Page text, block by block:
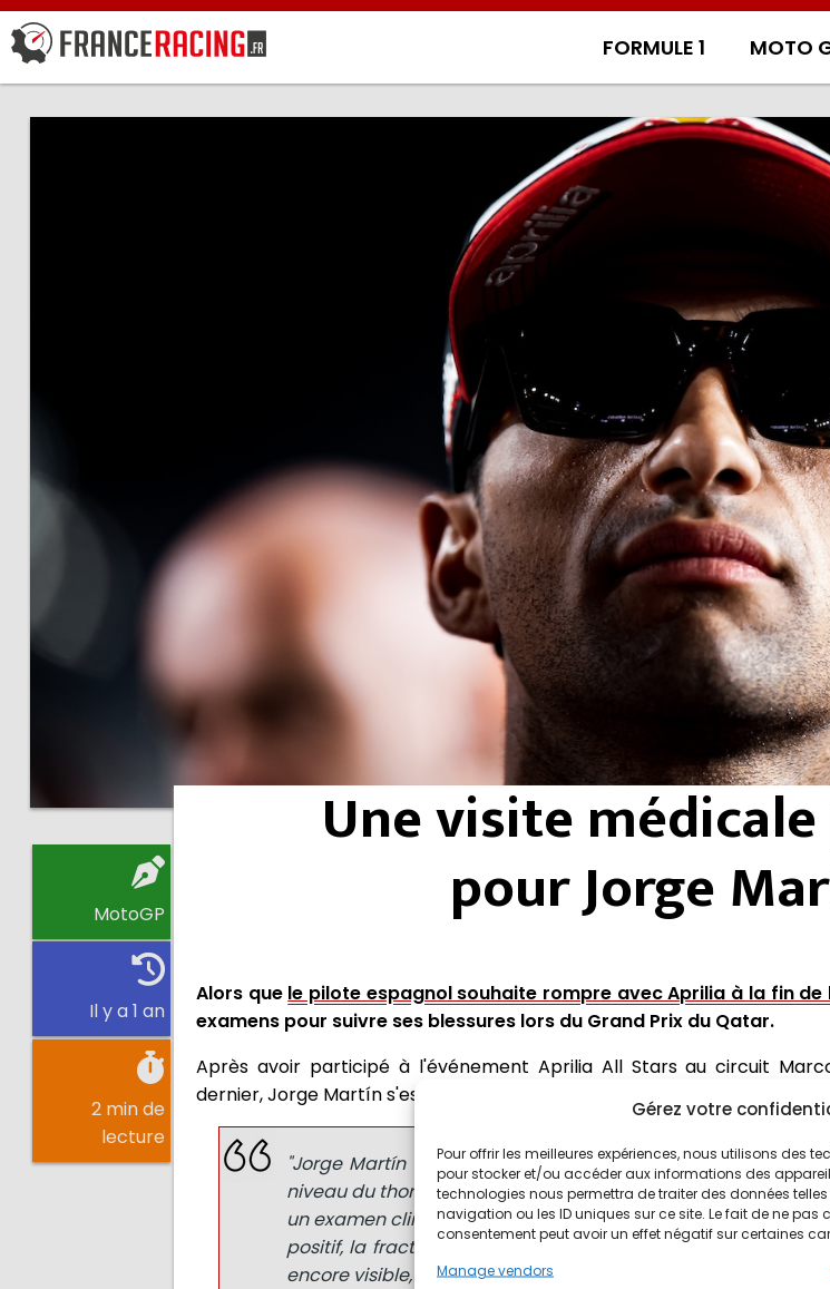
Gérez votre
Pour offrir les meilleures expériences, nous utilisons des
pour stocker et/ou accéder aux informations des
technologies nous permettra de traiter des données
navigation ou les ID uniques sur ce site. Le fait de ne pas
consentement peut avoir un effet négatif sur certaines
Manage vendors
FORMULE 1 MOTO
MotoGP
Il y a 1 an
2 min de
lecture
Une visite
pour Jorge
Alors que le pilote espagnol souhaite rompre avec Aprilia à la fin de
examens pour suivre ses blessures lors du Grand Prix du Qatar.
Après avoir participé à l'événement Aprilia All Stars au circuit
dernier, Jorge Martín s'est rendu à Barcelone pour passer une visite
"Jorge Martín a été examiné par le Dr Xavier Mir et le Dr
niveau du thorax, les fractures des côtes suivent leur
un examen clinique ainsi qu'un scanner du thorax et du
positif, la fracture du radius distal étant consolidée. Le
encore visible, d'autres thérapies électromagnétiques